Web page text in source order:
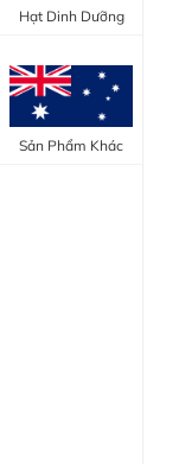
Hạt Dinh Dưỡng
Sản Phẩm Khác